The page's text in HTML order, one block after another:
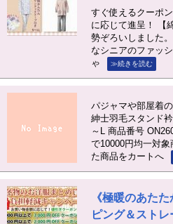
すぐ使えるクーポ
に応じて進呈！ 【
勢ぞろいしました
なシニアのファッ
ゃ
≫続きを読む
パジャマや部屋着
紳士羽毛スタンド
～L 商品番号
で10000円均一対
た商品をカートへ
《極暖のあた
ピング＆ストレ